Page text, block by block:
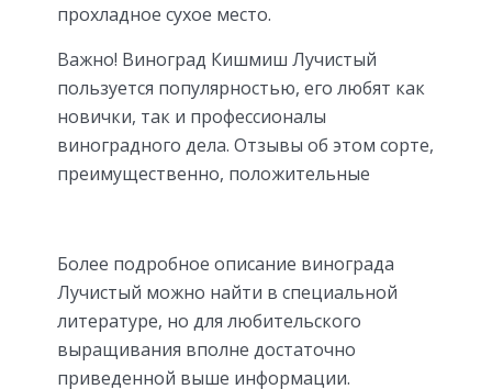
прохладное сухое место.
Важно! Виноград Кишмиш Лучистый
пользуется популярностью, его любят как
новички, так и профессионалы
виноградного дела. Отзывы об этом сорте,
преимущественно, положительные
Более подробное описание винограда
Лучистый можно найти в специальной
литературе, но для любительского
выращивания вполне достаточно
приведенной выше информации.